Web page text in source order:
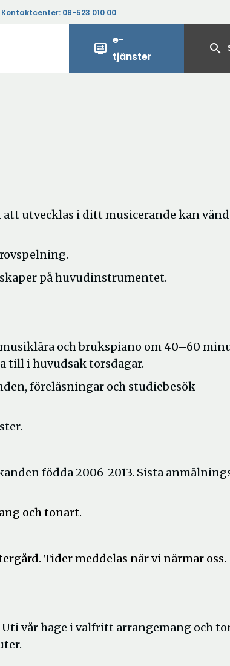
Kontaktcenter: 08-523 010 00
display_settings
e-
tjänster
search
utvecklas i ditt musicerande kan
på huvudinstrumentet.
och brukspiano om 40–60
till i huvudsak torsdagar.
föreläsningar och studiebesök
födda 2006-2013. Sista
och tonart.
Tider meddelas när vi närmar oss.
vår hage i valfritt arrangemang och